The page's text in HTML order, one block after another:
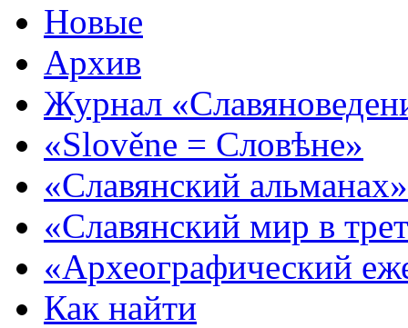
Новые
Архив
Журнал
«Slověne = Словѣне»
«Славянский альманах»
«Славянский мир в
«Археографический
Как найти